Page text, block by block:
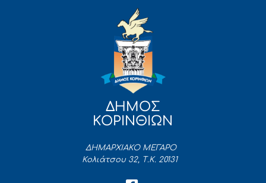
ΔΗΜΟΣ
ΚΟΡΙΝΘΙΩΝ
ΔΗΜΑΡΧΙΑΚΟ ΜΕΓΑΡΟ
Κολιάτσου 32, Τ.Κ. 20131